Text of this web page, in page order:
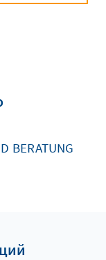
BERATUNG